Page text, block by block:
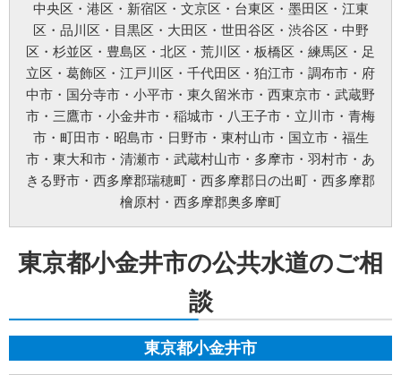
みらいお水の110番【未來総合広告株式会社】
お問い合わせ方法：
メールフォーム
なく電話番号の開示を行います。(お問い合わせの際、ご注文番号のご提示をお願いい
たします。)
にて通知致します。
ご利用規約
①料金例は基本料金のみです。家電製品の年式や型式、部材や特殊工事が必要な場合
などは別途料金を申し受けます。
②作業にお伺いし、別途部材が必要となる場合は作業日程が変更する可能性がござい
ます。
③ご訪問予約後のご訪問前のキャンセルは、キャンセル料5,500円(税込)を申し受けま
④ご訪問後のキャンセル及びご不在の場合は、キャンセル料5,500円(税込)及び出張費
を申し受けます。
⑤設置補償期間は、設置作業日から30日間となります。期間内の作業不備は無償対応
させて頂きます。但し、作業不備以外のトラブルは無償対応ができかねます。万が
一、トラブルが発生した場合には、担当作業員が原因究明を行いますが、作業不備に
よるものでなかった場合や取付製品自体の故障の場合などは、点検費用5,500円(税込)
を申し受けます。
⑥荒天（大雨・大雪・強風など）の場合は、作業日を変更させていただく場合もござ
います。あらかじめご了承下さい。
中央区 ・ 港区 ・ 新宿区 ・ 文京区 ・ 台東区 ・ 墨田区 ・ 江東
区 ・ 品川区 ・ 目黒区 ・ 大田区 ・ 世田谷区 ・ 渋谷区 ・ 中野
区 ・ 杉並区 ・ 豊島区 ・ 北区 ・ 荒川区 ・ 板橋区 ・ 練馬区 ・ 足
立区 ・ 葛飾区 ・ 江戸川区 ・ 千代田区 ・ 狛江市 ・ 調布市 ・ 府
中市 ・ 国分寺市 ・ 小平市 ・ 東久留米市 ・ 西東京市 ・ 武蔵野
市 ・ 三鷹市 ・ 小金井市 ・ 稲城市 ・ 八王子市 ・ 立川市 ・ 青梅
市・ 町田市・ 昭島市・ 日野市・ 東村山市・ 国立市・ 福生
市 ・ 東大和市 ・ 清瀬市 ・ 武蔵村山市 ・ 多摩市 ・ 羽村市 ・ あ
きる野市 ・ 西多摩郡瑞穂町 ・ 西多摩郡日の出町 ・ 西多摩郡
檜原村 ・ 西多摩郡奥多摩町
東京都小金井市の公共水道のご相
談
東京都小金井市